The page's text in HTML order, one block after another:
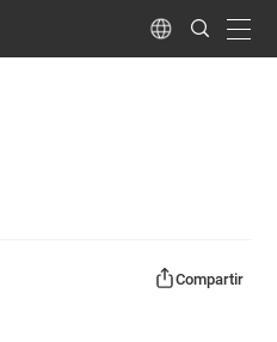
Language
Search
Submit
Compartir